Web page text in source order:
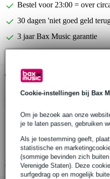
Cookie-instellingen bij Bax
Om je bezoek aan onze
je te laten passen, gebruiken
Als je toestemming geeft,
statistische en
(sommige bevinden zich
Verenigde Staten). Deze
surfgedrag op en mogelijk
Bestel voor 23:00 = over
30 dagen 'niet goed geld
3 jaar Bax Music garantie
Gratis ophalen in de winkel
Productinformatie
spacers voor RockStand
kleur: zwart
Bekijk alle productspecificaties